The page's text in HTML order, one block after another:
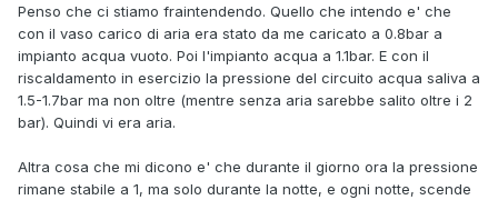
fino ad un certo punto, poi il vaso si riempie totalmente
d'acqua e la pressione può solo salire. Però bisogna
osservare bene sotto il primario, a volte ci sono solo
trasudazioni che in breve tempo si seccano a causa delle
alte temperature. Tracce azzurro-verdastre sotto il primario
sono il segno che è lesionato, anche se non si vede acqua
Penso che ci stiamo fraintendendo. Quello che intendo e' che
con il vaso carico di aria era stato da me caricato a 0.8bar a
impianto acqua vuoto. Poi l'impianto acqua a 1.1bar. E con il
riscaldamento in esercizio la pressione del circuito acqua saliva a
1.5-1.7bar ma non oltre (mentre senza aria sarebbe salito oltre i 2
bar). Quindi vi era aria.
Altra cosa che mi dicono e' che durante il giorno ora la pressione
rimane stabile a 1, ma solo durante la notte, e ogni notte, scende